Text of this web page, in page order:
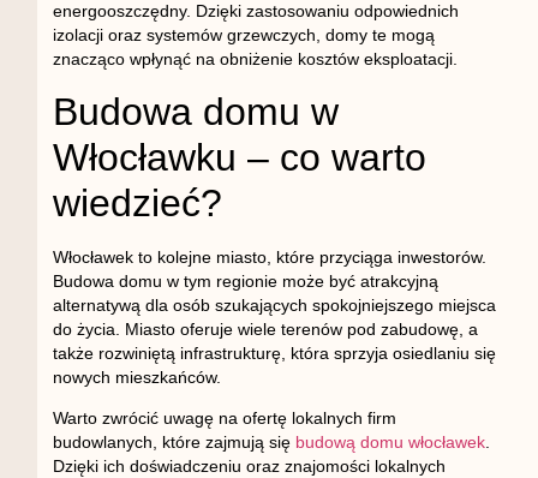
energooszczędny. Dzięki zastosowaniu odpowiednich
izolacji oraz systemów grzewczych, domy te mogą
znacząco wpłynąć na obniżenie kosztów eksploatacji.
Budowa domu w
Włocławku – co warto
wiedzieć?
Włocławek to kolejne miasto, które przyciąga inwestorów.
Budowa domu w tym regionie może być atrakcyjną
alternatywą dla osób szukających spokojniejszego miejsca
do życia. Miasto oferuje wiele terenów pod zabudowę, a
także rozwiniętą infrastrukturę, która sprzyja osiedlaniu się
nowych mieszkańców.
Warto zwrócić uwagę na ofertę lokalnych firm
budowlanych, które zajmują się budową domu włocławek.
Dzięki ich doświadczeniu oraz znajomości lokalnych